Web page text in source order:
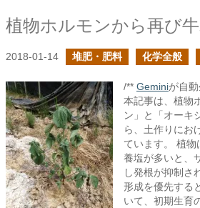
2018-01-14 堆肥・肥料 化学全般
/** Geminiが自
本記事は、植物
ン」と「オーキ
ら、土作りにお
ています。 植
養塩が多いと、
し発根が抑制さ
形成を優先する
いて、初期生育